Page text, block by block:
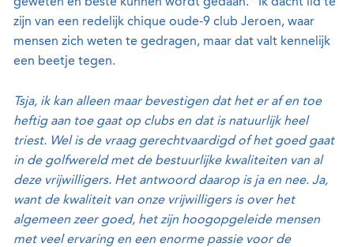
zijn van een redelijk chique oude-9 club Jeroen, waar
mensen zich weten te gedragen, maar dat valt kennelijk
een beetje tegen.
Tsja, ik kan alleen maar bevestigen dat het er af en toe
heftig aan toe gaat op clubs en dat is natuurlijk heel
triest. Wel is de vraag gerechtvaardigd of het goed gaat
in de golfwereld met de bestuurlijke kwaliteiten van al
deze vrijwilligers. Het antwoord daarop is ja en nee. Ja,
want de kwaliteit van onze vrijwilligers is over het
algemeen zeer goed, het zijn hoogopgeleide mensen
met veel ervaring en een enorme passie voor de